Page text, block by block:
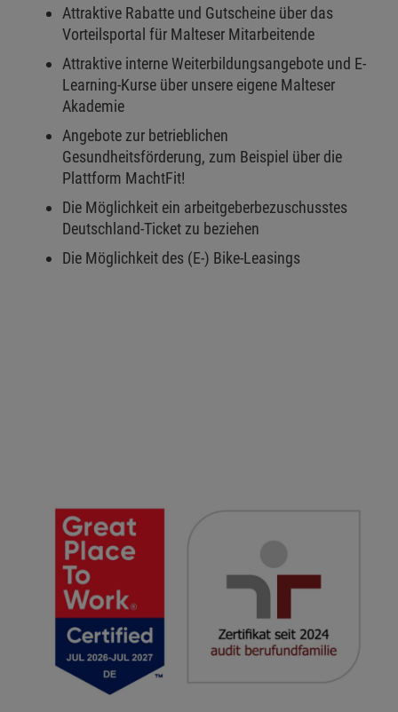
Attraktive Rabatte und Gutscheine über das
Vorteilsportal für Malteser Mitarbeitende
Attraktive interne Weiterbildungsangebote und E-
Learning-Kurse über unsere eigene Malteser
Akademie
Angebote zur betrieblichen
Gesundheitsförderung, zum Beispiel über die
Plattform MachtFit!
Die Möglichkeit ein arbeitgeberbezuschusstes
Deutschland-Ticket zu beziehen
Die Möglichkeit des (E-) Bike-Leasings